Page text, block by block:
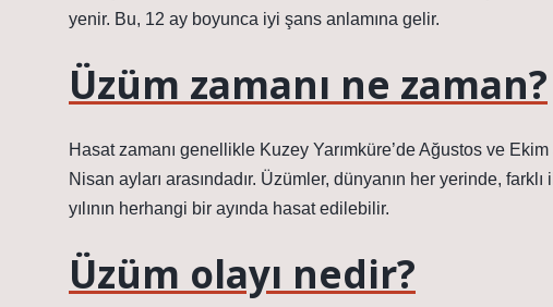
yenir. Bu, 12 ay boyunca iyi şans anlamına gelir.
Üzüm zamanı ne zaman?
Hasat zamanı genellikle Kuzey Yarımküre’de Ağustos ve
Nisan ayları arasındadır. Üzümler, dünyanın her yerinde,
yılının herhangi bir ayında hasat edilebilir.
Üzüm olayı nedir?